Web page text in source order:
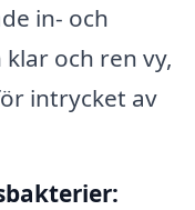
in- och
och ren vy,
intrycket av